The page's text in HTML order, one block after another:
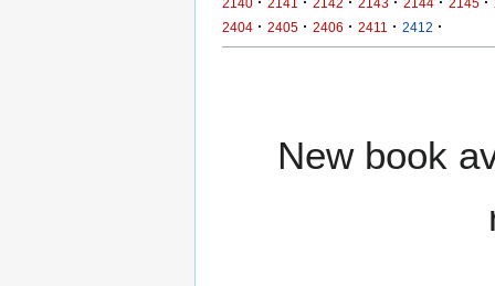
2404 · 2405 · 2406 · 2411 · 2412 ·
New book